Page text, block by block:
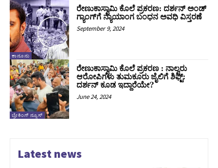
ಕಾನೂನು
ರೇಣುಕಾಸ್ವಾಮಿ ಕೊಲೆ ಪ್ರಕರಣ: ದರ್ಶನ್‌ ಅಂಡ್‌
ಗ್ಯಾಂಗ್‌ಗೆ ನ್ಯಾಯಾಂಗ ಬಂಧನ ಅವಧಿ ವಿಸ್ತರಣೆ
September 9, 2024
ಬ್ರೇಕಿಂಗ್ ನ್ಯೂಸ್
ರೇಣುಕಾಸ್ವಾಮಿ ಕೊಲೆ ಪ್ರಕರಣ : ನಾಲ್ವರು
ಆರೋಪಿಗಳು ತುಮಕೂರು ಜೈಲಿಗೆ ಶಿಫ್ಟ್‌:
ದರ್ಶನ್‌ ಕೂಡ ಇದ್ದಾರೆಯೇ?
June 24, 2024
Latest news